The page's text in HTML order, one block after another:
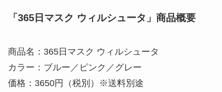
「365日マスク ウィルシュータ」商品概要
商品名：365日マスク ウィルシュータ
カラー：ブルー／ピンク／グレー
価格：3650円（税別）※送料別途